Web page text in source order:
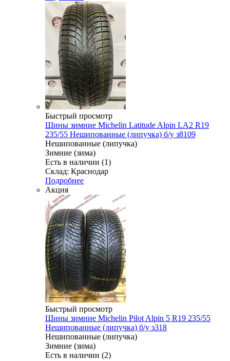
Быстрый просмотр
Шины зимние Michelin Latitude Alpin LA2 R19
235/55 Нешипованные (липучка) б/у з8109
Нешипованные (липучка)
Зимние (зима)
Есть в наличии (1)
Склад: Краснодар
Подробнее
Акция
Быстрый просмотр
Шины зимние Michelin Pilot Alpin 5 R19 235/55
Нешипованные (липучка) б/у з318
Нешипованные (липучка)
Зимние (зима)
Есть в наличии (2)